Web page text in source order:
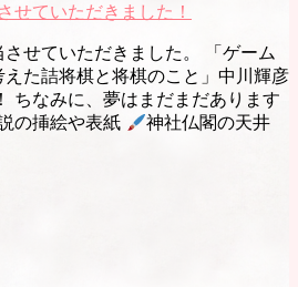
せていただきました。 「ゲーム
た詰将棋と将棋のこと」中川輝彦
ちなみに、夢はまだまだあります
の挿絵や表紙
神社仏閣の天井